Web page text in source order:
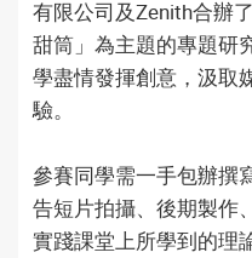
有限公司及Zenith合辦
甜筒」為主題的專題研
學盡情發揮創意，汲取
驗。
參賽同學需一手包辦撰
告短片拍攝、後期製作
實踐課堂上所學到的理